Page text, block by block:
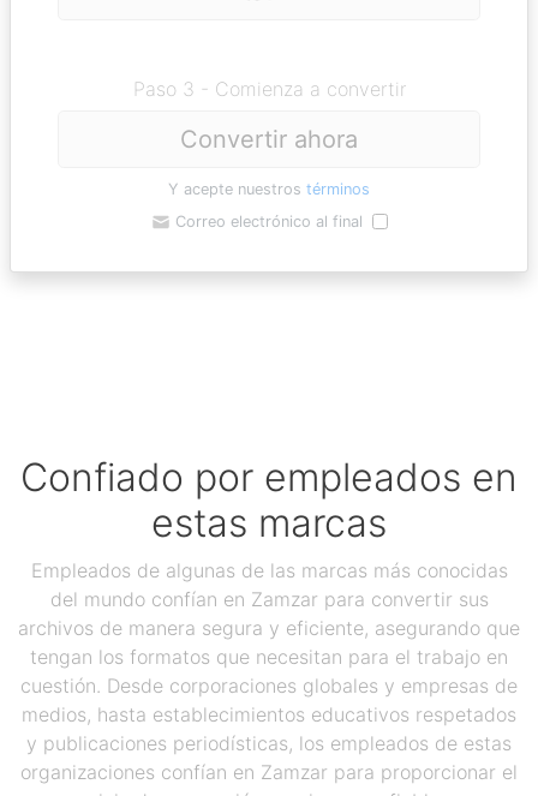
Paso 3 - Comienza a convertir
Convertir ahora
Y acepte nuestros términos
Correo electrónico al final
Confiado por empleados en
estas marcas
Empleados de algunas de las marcas más conocidas
del mundo confían en Zamzar para convertir sus
archivos de manera segura y eficiente, asegurando que
tengan los formatos que necesitan para el trabajo en
cuestión. Desde corporaciones globales y empresas de
medios, hasta establecimientos educativos respetados
y publicaciones periodísticas, los empleados de estas
organizaciones confían en Zamzar para proporcionar el